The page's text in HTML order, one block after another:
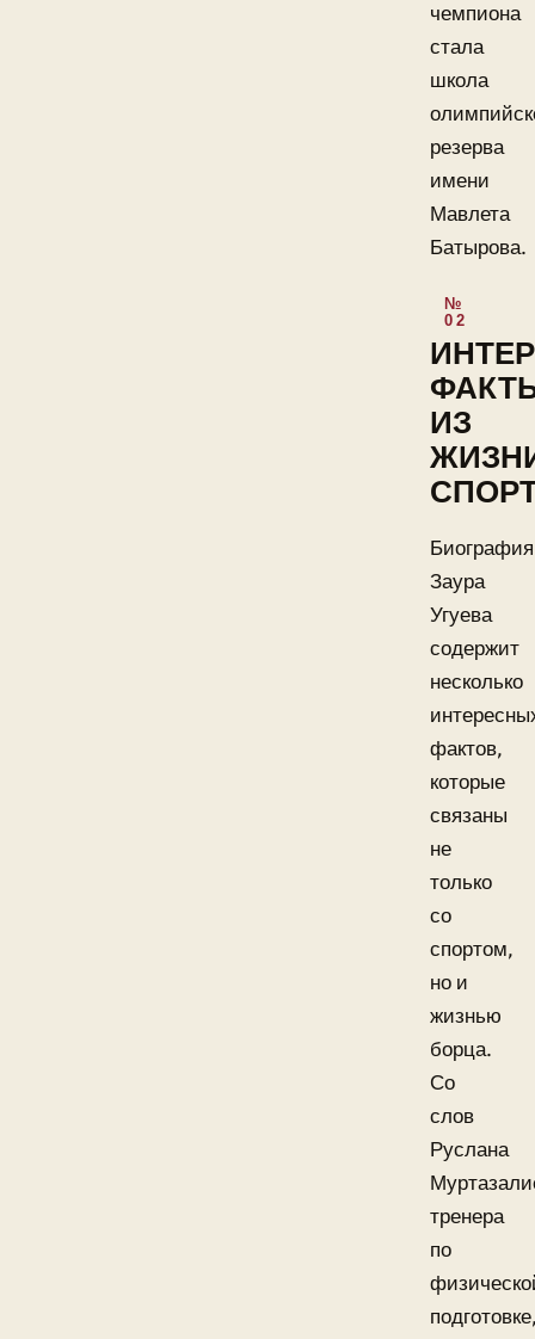
чемпиона
стала
школа
резерва
имени
Мавлета
Батырова.
ИЗ
Биография
Заура
Угуева
содержит
несколько
фактов,
которые
связаны
не
только
со
спортом,
но и
жизнью
борца.
Со
слов
Руслана
тренера
по